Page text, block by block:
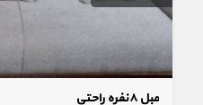
مبل ٨نفره راحتی